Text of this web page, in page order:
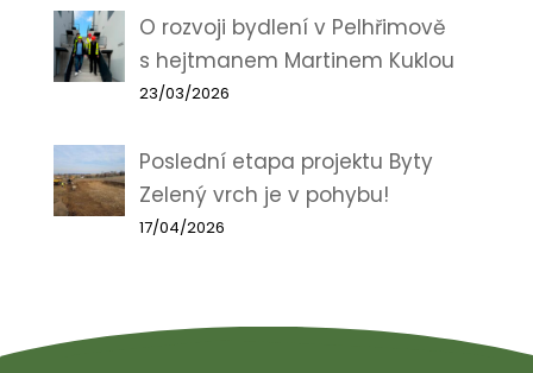
O rozvoji bydlení v Pelhřimově
s hejtmanem Martinem Kuklou
23/03/2026
Poslední etapa projektu Byty
Zelený vrch je v pohybu!
17/04/2026